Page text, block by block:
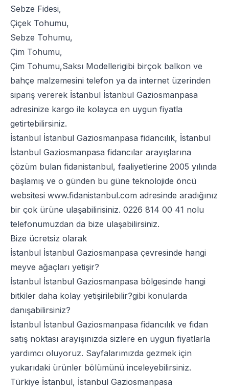
Sebze Fidesi,
Çiçek Tohumu,
Sebze Tohumu,
Çim Tohumu,
Çim Tohumu,Saksı Modellerigibi birçok balkon ve
bahçe malzemesini telefon ya da internet üzerinden
sipariş vererek İstanbul İstanbul Gaziosmanpasa
adresinize kargo ile kolayca en uygun fiyatla
getirtebilirsiniz.
İstanbul İstanbul Gaziosmanpasa fidancılık, İstanbul
İstanbul Gaziosmanpasa fidancılar arayışlarına
çözüm bulan fidanistanbul, faaliyetlerine 2005 yılında
başlamış ve o günden bu güne teknolojide öncü
websitesi www.fidanistanbul.com adresinde aradığınız
bir çok ürüne ulaşabilirisiniz. 0226 814 00 41 nolu
telefonumuzdan da bize ulaşabilirsiniz.
Bize ücretsiz olarak
İstanbul İstanbul Gaziosmanpasa çevresinde hangi
meyve ağaçları yetişir?
İstanbul İstanbul Gaziosmanpasa bölgesinde hangi
bitkiler daha kolay yetişirilebilir?gibi konularda
danışabilirsiniz?
İstanbul İstanbul Gaziosmanpasa fidancılık ve fidan
satış noktası arayışınızda sizlere en uygun fiyatlarla
yardımcı oluyoruz. Sayfalarımızda gezmek için
yukarıdaki ürünler bölümünü inceleyebilirsiniz.
Türkiye İstanbul, İstanbul Gaziosmanpasa